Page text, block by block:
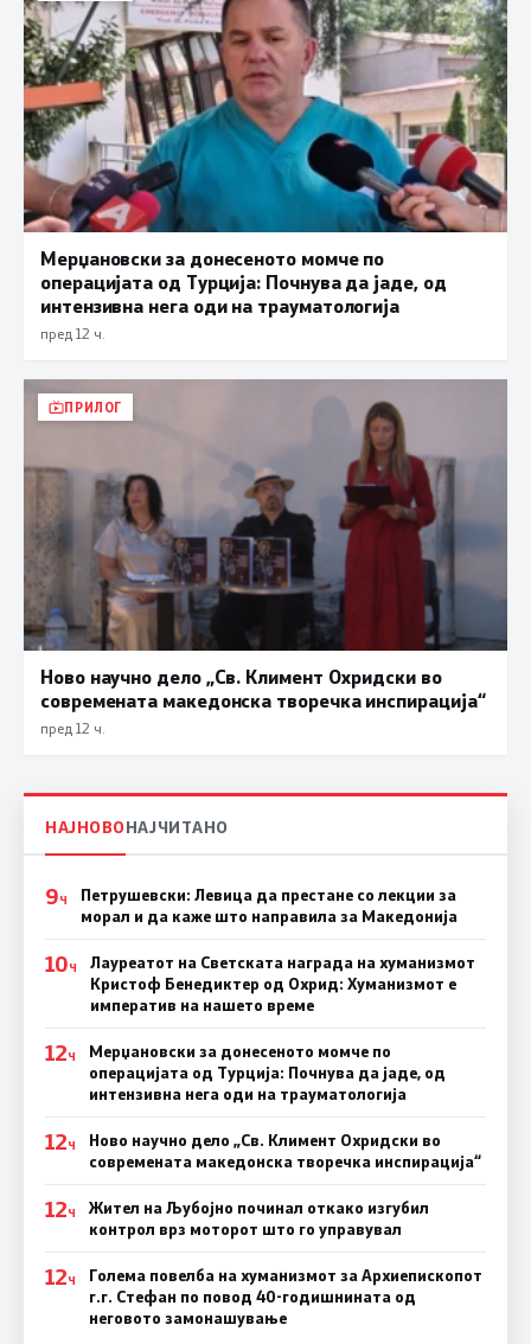
Мерџановски за донесеното момче по
операцијата од Турција: Почнува да јаде, од
интензивна нега оди на трауматологија
пред 12 ч.
ПРИЛОГ
Ново научно дело „Св. Климент Охридски во
современата македонска творечка инспирација“
пред 12 ч.
НАЈНОВОНАЈЧИТАНО
9Ч
Петрушевски: Левица да престане со лекции за
морал и да каже што направила за Македонија
10Ч
Лауреатот на Светската награда на хуманизмот
Кристоф Бенедиктер од Охрид: Хуманизмот е
императив на нашето време
12Ч
Мерџановски за донесеното момче по
операцијата од Турција: Почнува да јаде, од
интензивна нега оди на трауматологија
12Ч
Ново научно дело „Св. Климент Охридски во
современата македонска творечка инспирација“
12Ч
Жител на Љубојно починал откако изгубил
контрол врз моторот што го управувал
12Ч
Голема повелба на хуманизмот за Архиепископот
г.г. Стефан по повод 40-годишнината од
неговото замонашување